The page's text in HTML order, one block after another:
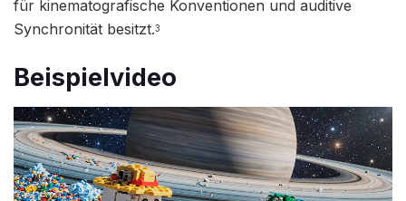
für kinematografische Konventionen und auditive
Synchronität besitzt.3
Beispielvideo